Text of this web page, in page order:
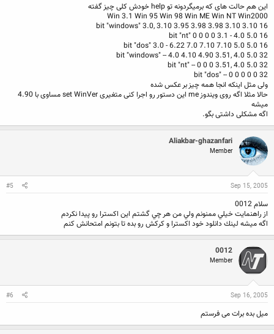
این هم حالت های که برمیگردونه تو help خودش کلی چیز گفته
Win 3.1 Win 95 Win 98 Win ME Win NT Win2000
16 bit "windows" 3.0, 3.10 3.95 3.98 3.98 3.10 3.10
16 bit "nt" 0 0 0 0 3.1 - 4.0 5.0
16 bit "dos" 3.0 - 6.22 7.0 7.10 7.10 5.0 5.0
32 bit "windows" -- 4.0 4.10 4.90 3.51, 4.0 5.0
32 bit "nt" -- 0 0 0 3.51, 4.0 5.0
32 bit "dos" -- 0 0 0 0 0
ولی مثل اینکه انجا همه چیز بر عکس شده
حالا مثلا اگه روی ویندوز me این دستور رو اجرا کنی متغیری set WinVer مساوی با 4.90
میشه
اگه مشکلی داشتی بگو.
Aliakbar-ghazanfari
Member
Sep 15, 2005
#5
سلام 0012
از راهنمايت خيلي ممنونم ولي من هر چي گشتم اين اكسترا رو پيدا نكردم
اگه ميشه لينك دانلود خود اكسترا و كركش رو بده تا بتونم امتحانش كنم
0012
Member
Sep 16, 2005
#6
میل بده برات می فرستم